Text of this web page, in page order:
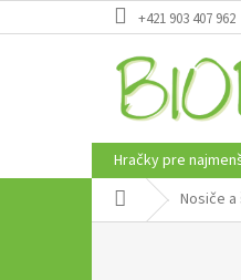
na
+421 903 407 962
Hračky pre
DomovNosiče